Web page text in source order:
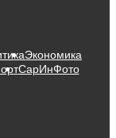
Экономика
СарИнФото